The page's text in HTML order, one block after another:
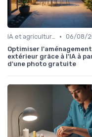
IA et agriculture • 06/08/
Optimiser l'aménagement
extérieur grâce à l'IA à
d'une photo gratuite